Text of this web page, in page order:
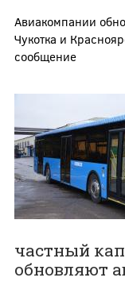
Авиакомпании
Чукотка и
сообщение
частный
обновляют